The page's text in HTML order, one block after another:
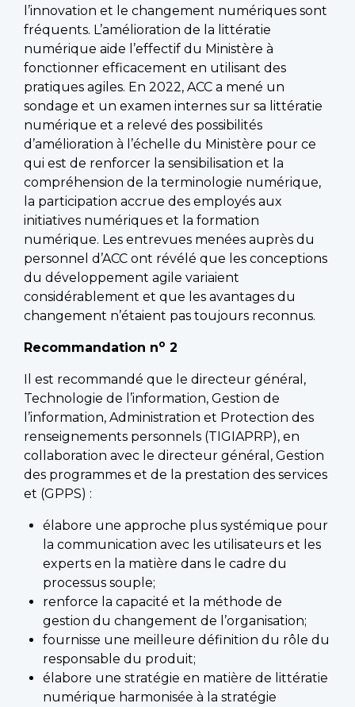
l’innovation et le changement numériques sont
fréquents. L’amélioration de la littératie
numérique aide l’effectif du Ministère à
fonctionner efficacement en utilisant des
pratiques agiles. En 2022, ACC a mené un
sondage et un examen internes sur sa littératie
numérique et a relevé des possibilités
d’amélioration à l’échelle du Ministère pour ce
qui est de renforcer la sensibilisation et la
compréhension de la terminologie numérique,
la participation accrue des employés aux
initiatives numériques et la formation
numérique. Les entrevues menées auprès du
personnel d’ACC ont révélé que les conceptions
du développement agile variaient
considérablement et que les avantages du
changement n’étaient pas toujours reconnus.
Recommandation no 2
Il est recommandé que le directeur général,
Technologie de l’information, Gestion de
l’information, Administration et Protection des
renseignements personnels (TIGIAPRP), en
collaboration avec le directeur général, Gestion
des programmes et de la prestation des services
et (GPPS) :
élabore une approche plus systémique pour
la communication avec les utilisateurs et les
experts en la matière dans le cadre du
processus souple;
renforce la capacité et la méthode de
gestion du changement de l’organisation;
fournisse une meilleure définition du rôle du
responsable du produit;
élabore une stratégie en matière de littératie
numérique harmonisée à la stratégie